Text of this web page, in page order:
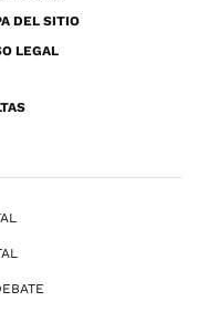
DEL SITIO
LEGAL